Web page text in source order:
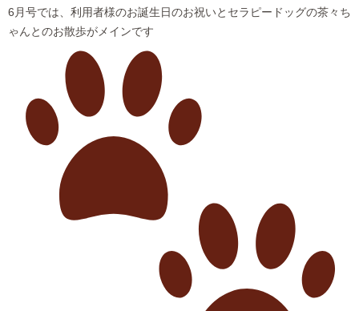
6月号では、利用者様のお誕生日のお祝いとセラピードッグの茶々ち
ゃんとのお散歩がメインです